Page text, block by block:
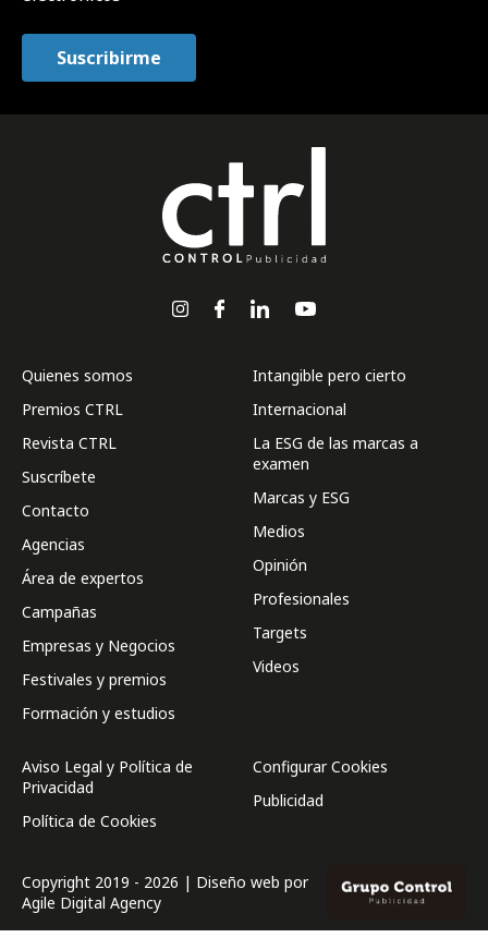
Quienes somos
Premios CTRL
Revista CTRL
Suscríbete
Contacto
Agencias
Área de expertos
Campañas
Empresas y Negocios
Festivales y premios
Formación y estudios
Intangible pero cierto
Internacional
La ESG de las marcas a
examen
Marcas y ESG
Medios
Opinión
Profesionales
Targets
Videos
Aviso Legal y Política de
Privacidad
Política de Cookies
Configurar Cookies
Publicidad
Copyright 2019 - 2026 | Diseño web por
Agile Digital Agency